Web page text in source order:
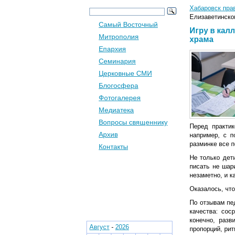
Хабаровск
Игру в
храма
Перед
например, с
разминке все
Не только
писать не
незаметно, и
Оказалось,
По отзывам
качества:
конечно,
пропорций,
Самый Восточный
Митрополия
Епархия
Семинария
Церковные СМИ
Блогосфера
Фотогалерея
Медиатека
Вопросы священнику
Архив
Контакты
Август - 2026